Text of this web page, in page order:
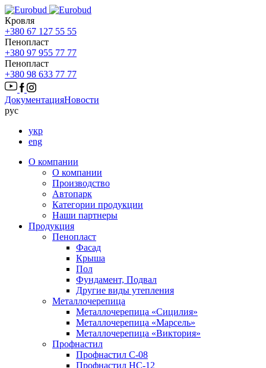
Кровля
+380 67 127 55 55
Пенопласт
+380 97 955 77 77
Пенопласт
+380 98 633 77 77
ДокументацияНовости
рус
укр
eng
О компании
О компании
Производство
Автопарк
Категории продукции
Наши партнеры
Продукция
Пенопласт
Фасад
Крыша
Пол
Фундамент, Подвал
Другие виды утепления
Металлочерепица
Металлочерепица «Сицилия»
Металлочерепица «Марсель»
Металлочерепица «Виктория»
Профнастил
Профнастил С-08
Профнастил НС-12